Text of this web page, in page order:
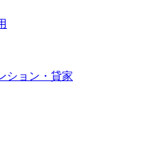
ション・貸家